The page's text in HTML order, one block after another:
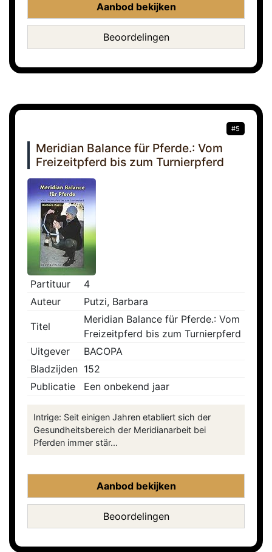
Aanbod bekijken
Beoordelingen
#5
Meridian Balance für Pferde.: Vom
Freizeitpferd bis zum Turnierpferd
Partituur
4
Auteur
Putzi, Barbara
Titel
Meridian Balance für Pferde.: Vom
Freizeitpferd bis zum Turnierpferd
Uitgever
BACOPA
Bladzijden 152
Publicatie
Een onbekend jaar
Intrige: Seit einigen Jahren etabliert sich der
Gesundheitsbereich der Meridianarbeit bei
Pferden immer stär...
Aanbod bekijken
Beoordelingen